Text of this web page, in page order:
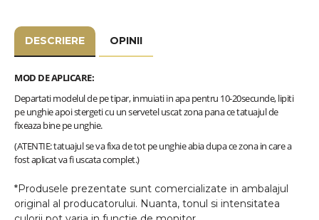
DESCRIERE OPINII
MOD DE APLICARE:
Departati modelul de pe tipar, inmuiati in apa pentru 10-20secunde, lipiti
pe unghie apoi stergeti cu un servetel uscat zona pana ce tatuajul de
fixeaza bine pe unghie.
(ATENTIE: tatuajul se va fixa de tot pe unghie abia dupa ce zona in care a
fost aplicat va fi uscata complet.)
*Produsele prezentate sunt comercializate in ambalajul
original al producatorului. Nuanta, tonul si intensitatea